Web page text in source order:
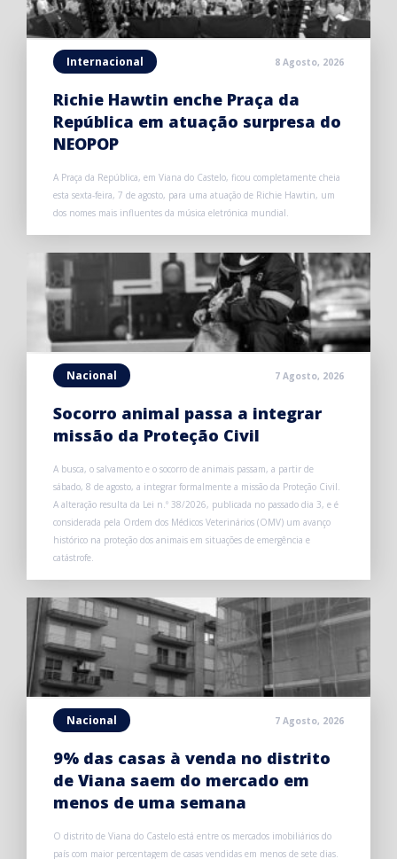
Internacional 8 Agosto, 2026
Richie Hawtin enche Praça da
República em atuação surpresa do
NEOPOP
A Praça da República, em Viana do Castelo, ficou completamente cheia
esta sexta-feira, 7 de agosto, para uma atuação de Richie Hawtin, um
dos nomes mais influentes da música eletrónica mundial.
Nacional 7 Agosto, 2026
Socorro animal passa a integrar
missão da Proteção Civil
A busca, o salvamento e o socorro de animais passam, a partir de
sábado, 8 de agosto, a integrar formalmente a missão da Proteção Civil.
A alteração resulta da Lei n.º 38/2026, publicada no passado dia 3, e é
considerada pela Ordem dos Médicos Veterinários (OMV) um avanço
histórico na proteção dos animais em situações de emergência e
catástrofe.
Nacional 7 Agosto, 2026
9% das casas à venda no distrito
de Viana saem do mercado em
menos de uma semana
O distrito de Viana do Castelo está entre os mercados imobiliários do
país com maior percentagem de casas vendidas em menos de sete dias.